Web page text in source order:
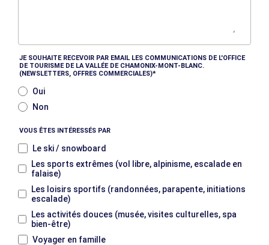
JE SOUHAITE RECEVOIR PAR EMAIL LES COMMUNICATIONS DE L'OFFICE
DE TOURISME DE LA VALLÉE DE CHAMONIX-MONT-BLANC.
(NEWSLETTERS, OFFRES COMMERCIALES)
Oui
Non
VOUS ÊTES INTÉRESSÉS PAR
Le ski / snowboard
Les sports extrêmes (vol libre, alpinisme, escalade en
falaise)
Les loisirs sportifs (randonnées, parapente, initiations
escalade)
Les activités douces (musée, visites culturelles, spa
bien-être)
Voyager en famille